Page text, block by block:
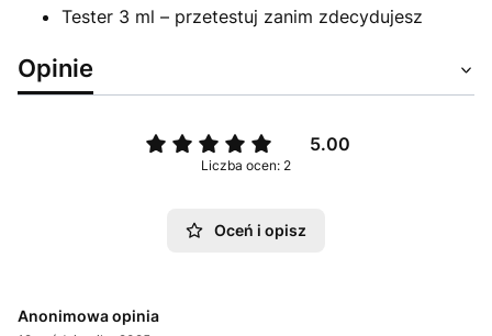
Tester 3 ml – przetestuj zanim zdecydujesz
Opinie
5.00
Liczba ocen: 2
Oceń i opisz
Anonimowa opinia